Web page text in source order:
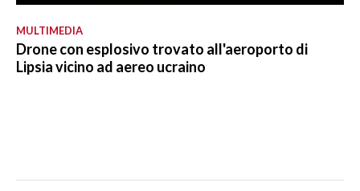
MULTIMEDIA
Drone con esplosivo trovato all'aeroporto di
Lipsia vicino ad aereo ucraino